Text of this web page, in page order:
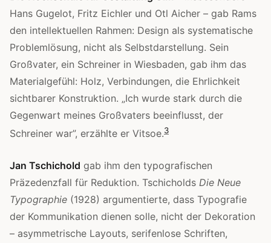
Hans Gugelot, Fritz Eichler und Otl Aicher – gab Rams
den intellektuellen Rahmen: Design als systematische
Problemlösung, nicht als Selbstdarstellung. Sein
Großvater, ein Schreiner in Wiesbaden, gab ihm das
Materialgefühl: Holz, Verbindungen, die Ehrlichkeit
sichtbarer Konstruktion. „Ich wurde stark durch die
Gegenwart meines Großvaters beeinflusst, der
Schreiner war”, erzählte er Vitsoe.3
Jan Tschichold gab ihm den typografischen
Präzedenzfall für Reduktion. Tschicholds Die Neue
Typographie (1928) argumentierte, dass Typografie
der Kommunikation dienen solle, nicht der Dekoration
– asymmetrische Layouts, serifenlose Schriften,